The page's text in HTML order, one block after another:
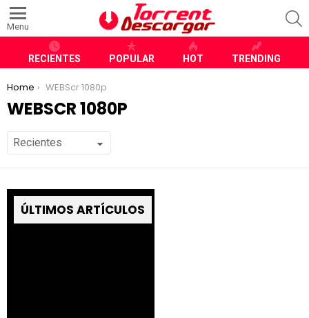
Menu
RECIENTES POPULAR HOT TRENDING
You are here:
Home WEBScr 1080p
WEBSCR 1080P
ÚLTIMOS ARTÍCULOS